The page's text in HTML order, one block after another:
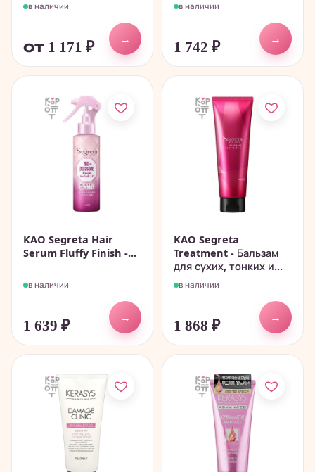
в наличии
от 1 171 ₽
→
в наличии
1 742 ₽
→
KAO Segreta Hair
Serum Fluffy Finish -...
в наличии
1 639 ₽
→
KAO Segreta
Treatment - Бальзам
для сухих, тонких и...
в наличии
1 868 ₽
→